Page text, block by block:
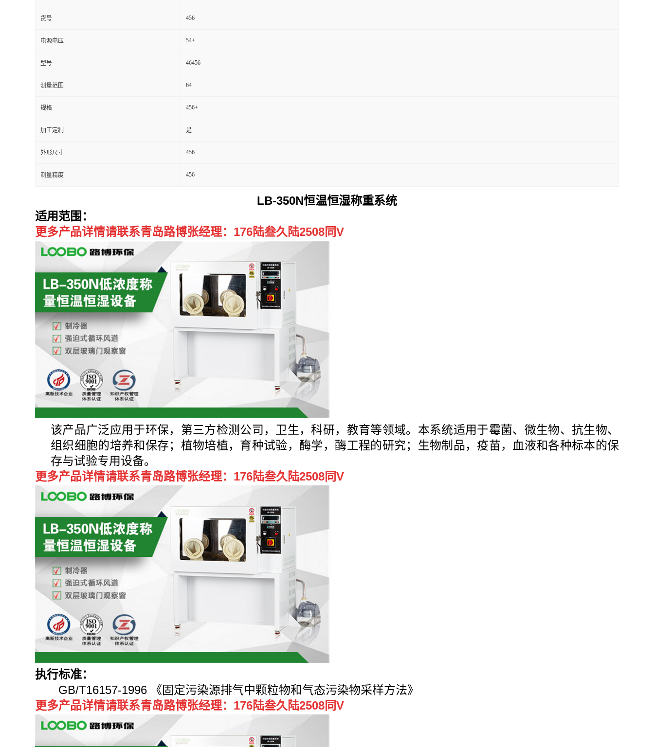
货号 456
电源电压 54+
型号 46456
测量范围 64
规格 456+
加工定制 是
外形尺寸 456
测量精度 456
LB-350N恒温恒湿称重系统
适用范围 ：
更多产品详情请联系青岛路博张经理：176陆叁久陆2508同V
该产品广泛应用于环保，第三方检测公司，卫生，科研，教育等领域。 本系统适用于霉菌、微生物、抗生物、
组织细胞的培养和保存；植物培植，育种试验，酶学，酶工程的研究；生物制品，疫苗，血液和各种标本的保
存与试验专用设备。
更多产品详情请联系青岛路博张经理：176陆叁久陆2508同V
执行标准：
GB/T16157-1996 《固定污染源排气中颗粒物和气态污染物采样方法》
更多产品详情请联系青岛路博张经理：176陆叁久陆2508同V